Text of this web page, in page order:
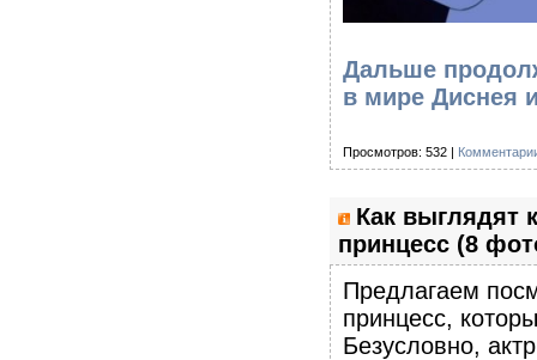
Дальше
в мире Диснея
Просмотров: 532 |
Как выглядят
принцесс (8
Предлагаем
принцесс,
Безусловно,